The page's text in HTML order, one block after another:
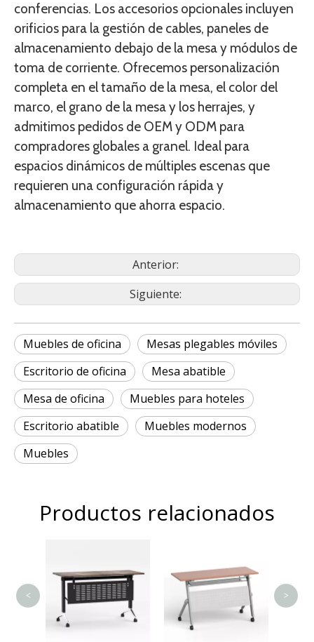
conferencias. Los accesorios opcionales incluyen
orificios para la gestión de cables, paneles de
almacenamiento debajo de la mesa y módulos de
toma de corriente. Ofrecemos personalización
completa en el tamaño de la mesa, el color del
marco, el grano de la mesa y los herrajes, y
admitimos pedidos de OEM y ODM para
compradores globales a granel. Ideal para
espacios dinámicos de múltiples escenas que
requieren una configuración rápida y
almacenamiento que ahorra espacio.
Anterior:
Siguiente:
Muebles de oficina
Mesas plegables móviles
Escritorio de oficina
Mesa abatible
Mesa de oficina
Muebles para hoteles
Escritorio abatible
Muebles modernos
Muebles
Productos relacionados
< >